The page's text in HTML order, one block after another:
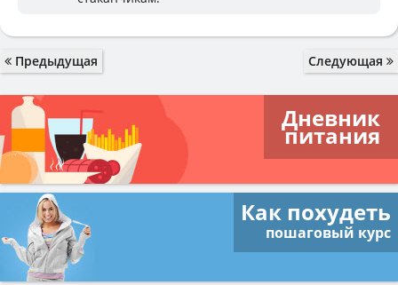
Предыдущая Следующая
Дневник
питания
Как похудеть
пошаговый курс